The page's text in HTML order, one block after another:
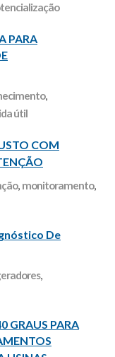
PARA
,
útil
COM
, monitoramento,
De
,
GRAUS PARA